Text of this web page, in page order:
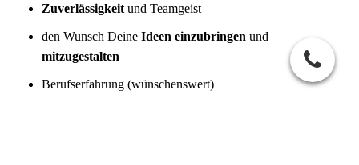
Zuverlässigkeit und Teamgeist
den Wunsch DeineIdeen einzubringenund
mitzugestalten
Berufserfahrung (wünschenswert)